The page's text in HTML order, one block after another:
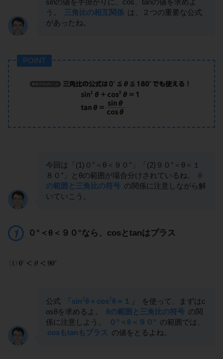
う。
三角比の相互関係 は、２つの重要な公式
があったね。
POINT
今回は「(1)０°＜θ＜９０°」「(2)９０°＜θ＜１
８０°」とθの範囲が場合分けされているね。
θ
の範囲と三角比の符号 の関係に注意しながら解
いていこう。
０°＜θ＜９０°なら、cosとtanはプラス
公式 「sin2θ＋cos2θ＝１」
を使って、まずはc
osθを求めるよ。
θの範囲と三角比の符号 の関
係に注意しよう。
０°＜θ＜９０° の範囲では、
cosもtanもプラス の値をとるよね。